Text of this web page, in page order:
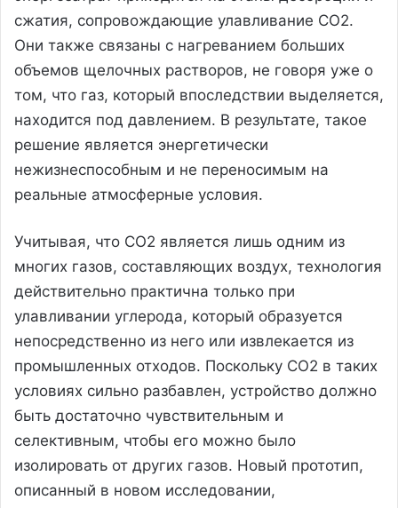
сжатия, сопровождающие улавливание CO2.
Они также связаны с нагреванием больших
объемов щелочных растворов, не говоря уже о
том, что газ, который впоследствии выделяется,
находится под давлением. В результате, такое
решение является энергетически
нежизнеспособным и не переносимым на
реальные атмосферные условия.
Учитывая, что CO2 является лишь одним из
многих газов, составляющих воздух, технология
действительно практична только при
улавливании углерода, который образуется
непосредственно из него или извлекается из
промышленных отходов. Поскольку CO2 в таких
условиях сильно разбавлен, устройство должно
быть достаточно чувствительным и
селективным, чтобы его можно было
изолировать от других газов. Новый прототип,
описанный в новом исследовании,